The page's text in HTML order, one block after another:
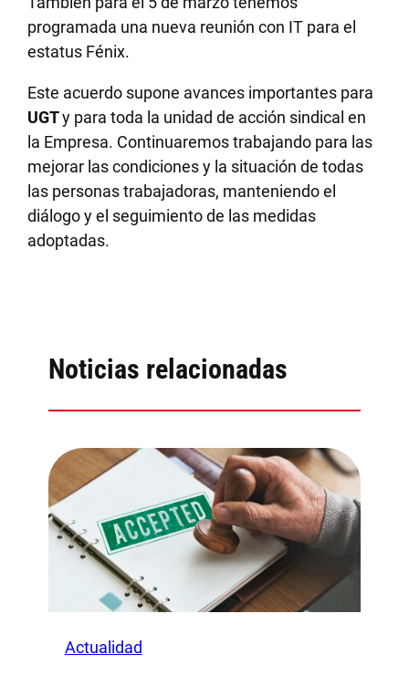
programada una nueva reunión con IT para el
estatus Fénix.
Este acuerdo supone avances importantes para
UGTy para toda la unidad de acción sindical en
la Empresa. Continuaremos trabajando para las
mejorar las condiciones y la situación de todas
las personas trabajadoras, manteniendo el
diálogo y el seguimiento de las medidas
adoptadas.
Noticias relacionadas
Actualidad